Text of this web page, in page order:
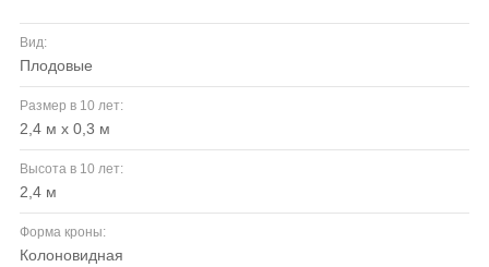
Вид:
плодовые
Размер в 10 лет:
2,4 м х 0,3 м
Высота в 10 лет:
2,4 м
Форма кроны:
колоновидная